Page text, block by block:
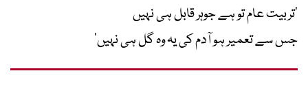
’تربیت عام تو ہے جوہر قابل ہی نہیں
جس سے تعمیر ہو آدم کی یہ وہ گل ہی نہیں‘